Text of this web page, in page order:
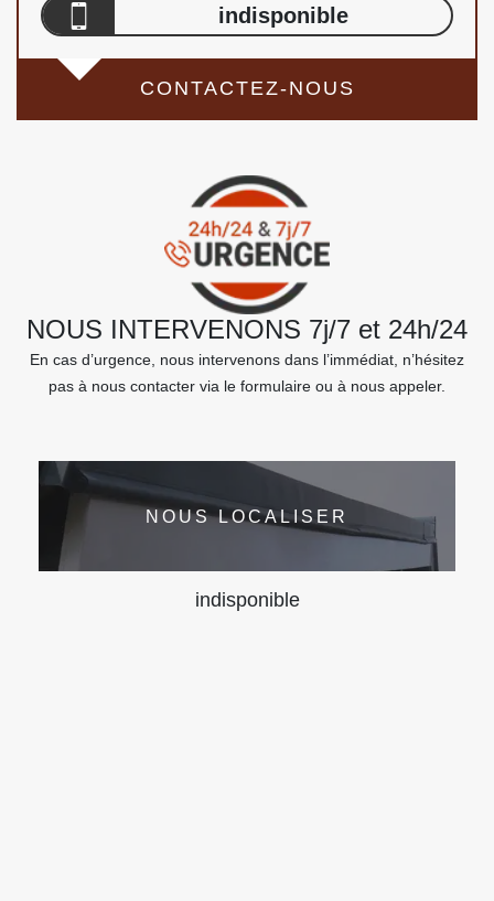
indisponible
CONTACTEZ-NOUS
NOUS INTERVENONS 7j/7 et 24h/24
En cas d’urgence, nous intervenons dans l’immédiat, n’hésitez
pas à nous contacter via le formulaire ou à nous appeler.
NOUS LOCALISER
indisponible